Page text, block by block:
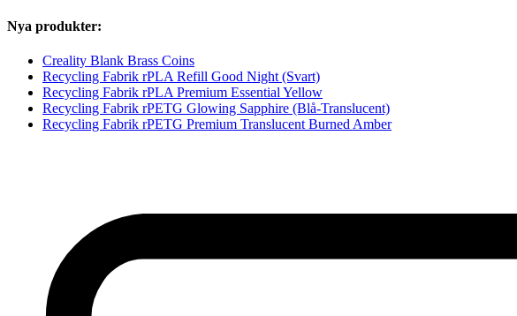
Nya produkter:
Creality Blank Brass Coins
Recycling Fabrik rPLA Refill Good Night (Svart)
Recycling Fabrik rPLA Premium Essential Yellow
Recycling Fabrik rPETG Glowing Sapphire (Blå-Translucent)
Recycling Fabrik rPETG Premium Translucent Burned Amber